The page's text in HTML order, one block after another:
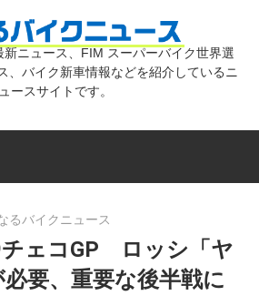
気
バ
ニュース、FIM スーパーバイク世界選
、バイク新車情報などを紹介しているニ
ュースサイトです。
るバイクニュース
チェコGP ロッシ「ヤ
要、重要な後半戦に